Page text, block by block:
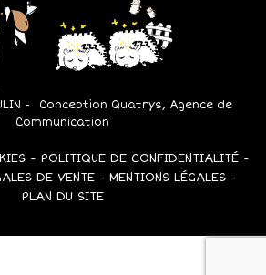
-
Conception Quatrys, Agence de
Communication
POLITIQUE DE CONFIDENTIALITÉ
DE VENTE
MENTIONS LÉGALES
PLAN DU SITE